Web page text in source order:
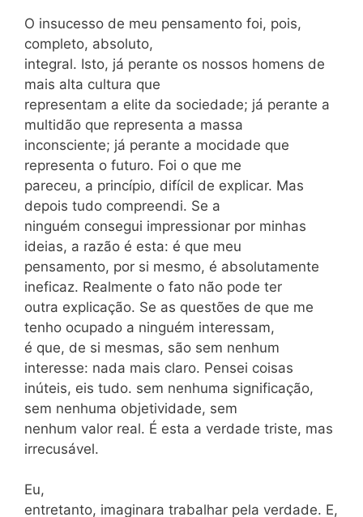
O insucesso de meu pensamento foi, pois,
completo, absoluto,
integral. Isto, já perante os nossos homens de
mais alta cultura que
representam a elite da sociedade; já perante a
multidão que representa a massa
inconsciente; já perante a mocidade que
representa o futuro. Foi o que me
pareceu, a princípio, difícil de explicar. Mas
depois tudo compreendi. Se a
ninguém consegui impressionar por minhas
ideias, a razão é esta: é que meu
pensamento, por si mesmo, é absolutamente
ineficaz. Realmente o fato não pode ter
outra explicação. Se as questões de que me
tenho ocupado a ninguém interessam,
é que, de si mesmas, são sem nenhum
interesse: nada mais claro. Pensei coisas
inúteis, eis tudo. sem nenhuma significação,
sem nenhuma objetividade, sem
nenhum valor real. É esta a verdade triste, mas
irrecusável.
Eu,
entretanto, imaginara trabalhar pela verdade. E,